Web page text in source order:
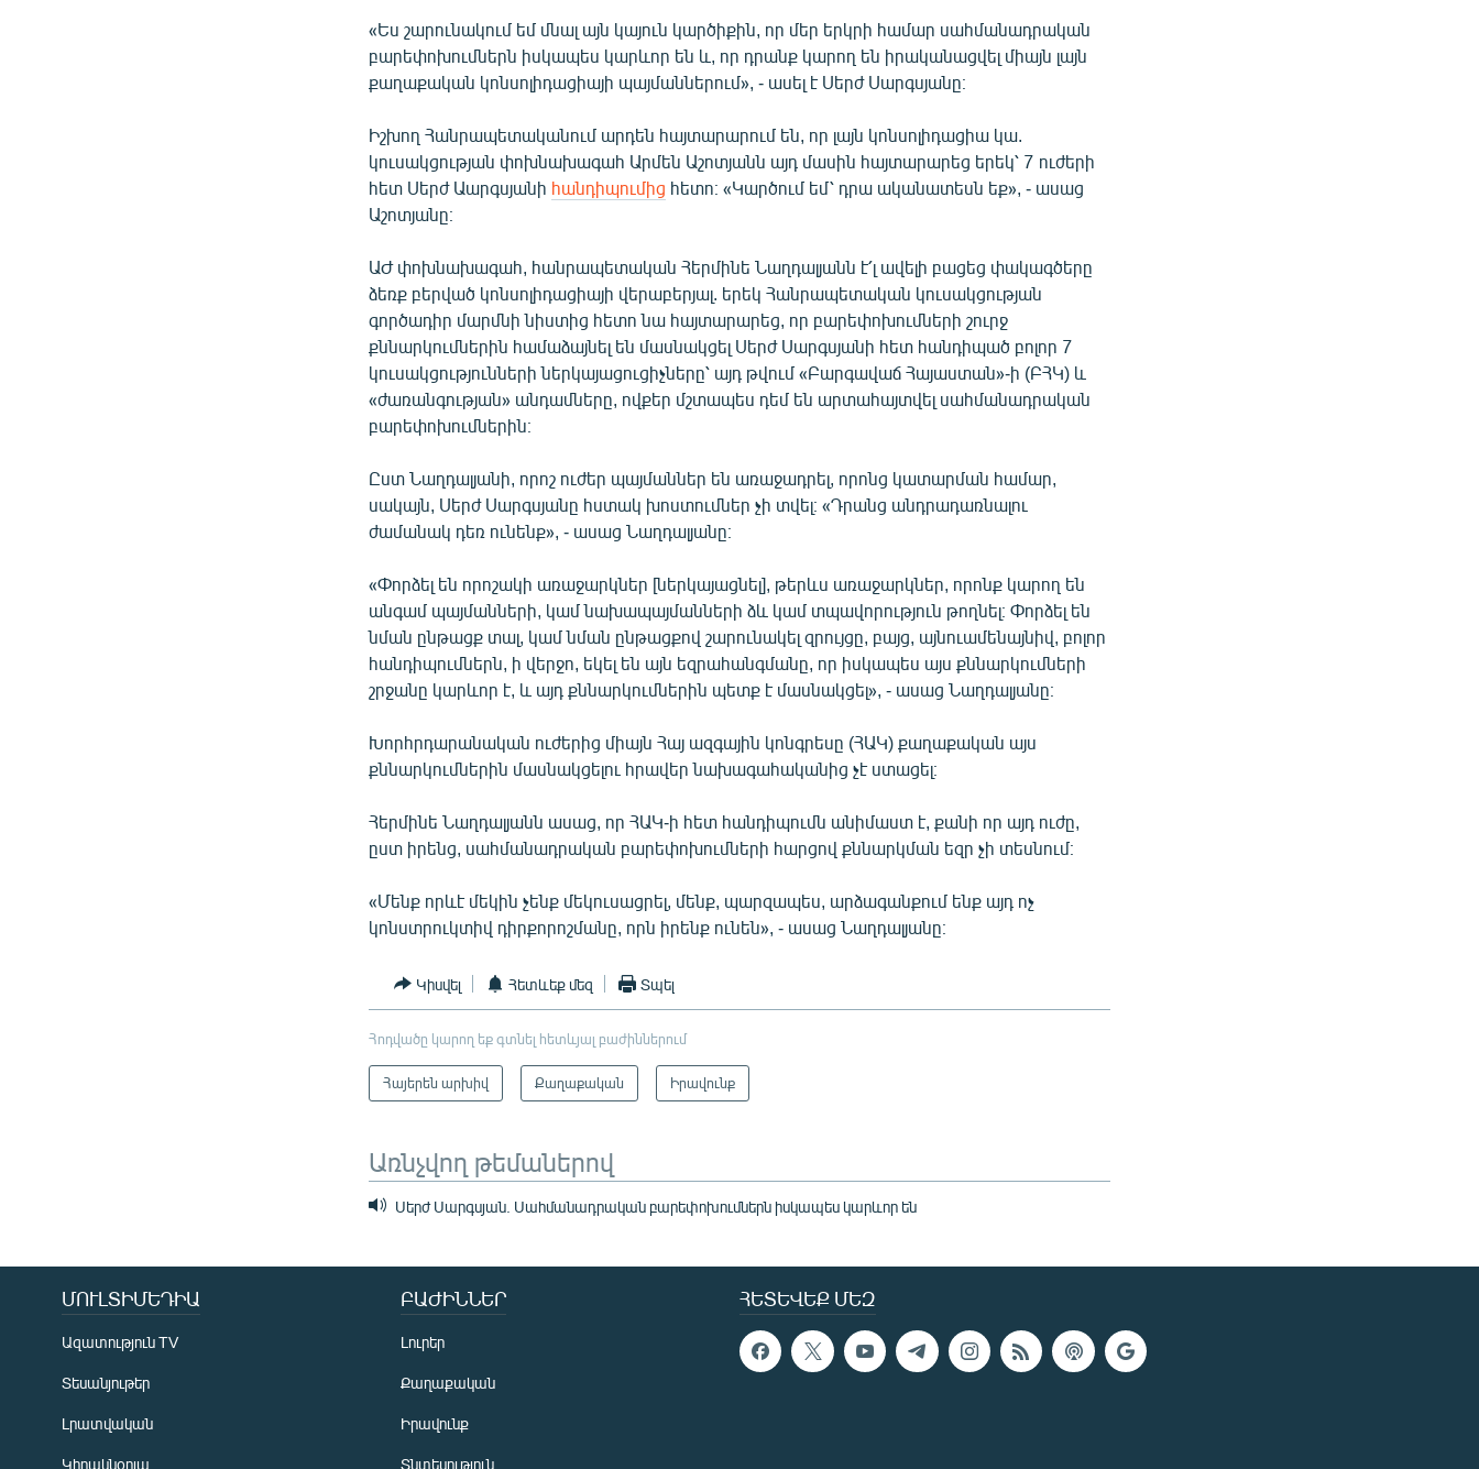
«Ես շարունակում եմ մնալ այն կայուն կարծիքին, որ մեր երկրի համար սահմանադրական
բարեփոխումներն իսկապես կարևոր են և, որ դրանք կարող են իրականացվել միայն լայն
քաղաքական կոնսոլիդացիայի պայմաններում», - ասել է Սերժ Սարգսյանը։
Իշխող Հանրապետականում արդեն հայտարարում են, որ լայն կոնսոլիդացիա կա.
կուսակցության փոխնախագահ Արմեն Աշոտյանն այդ մասին հայտարարեց երեկ՝ 7 ուժերի
հետ Սերժ Աարգսյանի հանդիպումից հետո։ «Կարծում եմ՝ դրա ականատեսն եք», - ասաց
Աշոտյանը։
ԱԺ փոխնախագահ, հանրապետական Հերմինե Նաղդալյանն է՛լ ավելի բացեց փակագծերը
ձեռք բերված կոնսոլիդացիայի վերաբերյալ. երեկ Հանրապետական կուսակցության
գործադիր մարմնի նիստից հետո նա հայտարարեց, որ բարեփոխումների շուրջ
քննարկումներին համաձայնել են մասնակցել Սերժ Սարգսյանի հետ հանդիպած բոլոր 7
կուսակցությունների ներկայացուցիչները՝ այդ թվում «Բարգավաճ Հայաստան»-ի (ԲՀԿ) և
«ժառանգության» անդամները, ովքեր մշտապես դեմ են արտահայտվել սահմանադրական
բարեփոխումներին։
Ըստ Նաղդալյանի, որոշ ուժեր պայմաններ են առաջադրել, որոնց կատարման համար,
սակայն, Սերժ Սարգսյանը հստակ խոստումներ չի տվել։ «Դրանց անդրադառնալու
ժամանակ դեռ ունենք», - ասաց Նաղդալյանը։
«Փորձել են որոշակի առաջարկներ [ներկայացնել], թերևս առաջարկներ, որոնք կարող են
անգամ պայմանների, կամ նախապայմանների ձև կամ տպավորություն թողնել։ Փորձել են
նման ընթացք տալ, կամ նման ընթացքով շարունակել զրույցը, բայց, այնուամենայնիվ, բոլոր
հանդիպումներն, ի վերջո, եկել են այն եզրահանգմանը, որ իսկապես այս քննարկումների
շրջանը կարևոր է, և այդ քննարկումներին պետք է մասնակցել», - ասաց Նաղդալյանը։
Խորհրդարանական ուժերից միայն Հայ ազգային կոնգրեսը (ՀԱԿ) քաղաքական այս
քննարկումներին մասնակցելու հրավեր նախագահականից չէ ստացել։
Հերմինե Նաղդալյանն ասաց, որ ՀԱԿ-ի հետ հանդիպումն անիմաստ է, քանի որ այդ ուժը,
ըստ իրենց, սահմանադրական բարեփոխումների հարցով քննարկման եզր չի տեսնում։
«Մենք որևէ մեկին չենք մեկուսացրել, մենք, պարզապես, արձագանքում ենք այդ ոչ
կոնստրուկտիվ դիրքորոշմանը, որն իրենք ունեն», - ասաց Նաղդալյանը։
Կիսվել Հետևեք մեզ Տպել
Հոդվածը կարող եք գտնել հետևյալ բաժիններում
Հայերեն արխիվ Քաղաքական Իրավունք
Առնչվող թեմաներով
Սերժ Սարգսյան. Սահմանադրական բարեփոխումներն իսկապես կարևոր են
ՀԵՏԵՎԵՔ ՄԵԶ
ՄՈՒԼՏԻՄԵԴԻԱ
Ազատություն TV
Տեսանյութեր
Լրատվական
Կիրակնօրյա
ԲԱԺԻՆՆԵՐ
Լուրեր
Քաղաքական
Իրավունք
Տնտեսություն